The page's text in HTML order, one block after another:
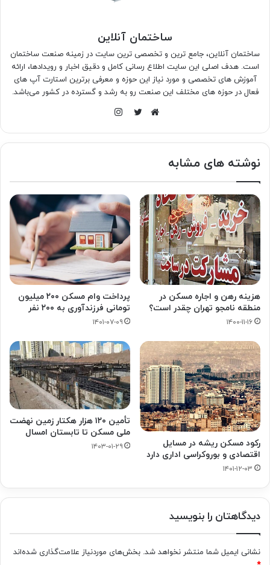
ساختمان آنلاین
ساختمان آنلاین، جامع ترین و تخصصی ترین سایت در زمینه صنعت ساختمان
است. هدف اصلی این سایت اطلاع رسانی کامل و دقیق اخبار و رویدادها، ارائه
آموزش های تخصصی و مورد نیاز این حوزه و معرفی برترین استارت آپ های
فعال در حوزه های مختلف این صنعت رو به رشد و گسترده در کشور می‌باشد.
نوشته های مشابه
هزینه رهن و اجاره مسکن در
منطقه نامجو تهران چقدر است؟
۱۴۰۰-۱۱-۱۶
پرداخت وام مسکن ۲۰۰ میلیون
تومانی فرزندآوری به ۲۰۰ نفر
۱۴۰۱-۰۷-۰۹
رکود مسکن ریشه در مسایل
اقتصادی و بوروکراسی اداری دارد
۱۴۰۱-۱۲-۰۳
تأمین ۱۲۰ هزار هکتار زمین نهضت
ملی مسکن تا تابستان امسال
۱۴۰۳-۰۱-۲۹
دیدگاهتان را بنویسید
نشانی ایمیل شما منتشر نخواهد شد. بخش‌های موردنیاز علامت‌گذاری شده‌اند